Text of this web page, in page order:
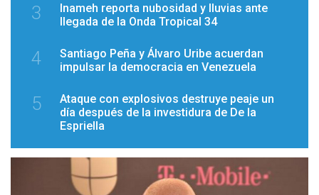
3
Inameh reporta nubosidad y lluvias ante
llegada de la Onda Tropical 34
4
Santiago Peña y Álvaro Uribe acuerdan
impulsar la democracia en Venezuela
5
Ataque con explosivos destruye peaje un
día después de la investidura de De la
Espriella